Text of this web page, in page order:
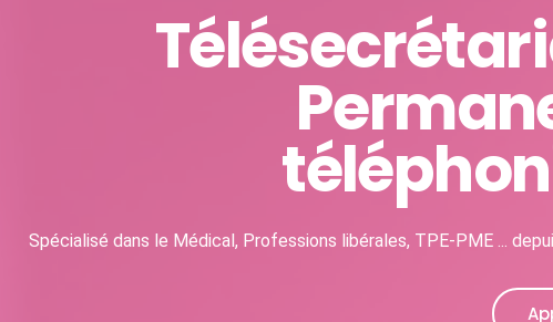
Spécialisé dans le Médical, Professions libérales, TPE-PME ...